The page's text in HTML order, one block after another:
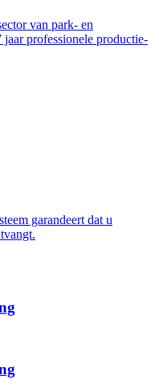
van park- en
professionele productie-
garandeert dat u